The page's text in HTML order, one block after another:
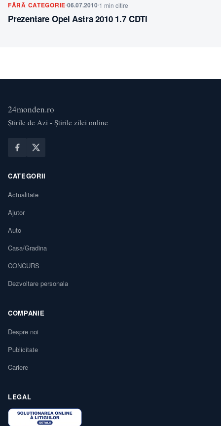
FĂRĂ CATEGORIE06.07.2010 1 min citire
Prezentare Opel Astra 2010 1.7 CDTI
24monden.ro
Știrile de Azi - Știrile zilei online
CATEGORII
Actualitate
Ajutor
Auto
Casa/Gradina
CONCURS
Dezvoltare personala
COMPANIE
Despre noi
Publicitate
Cariere
LEGAL